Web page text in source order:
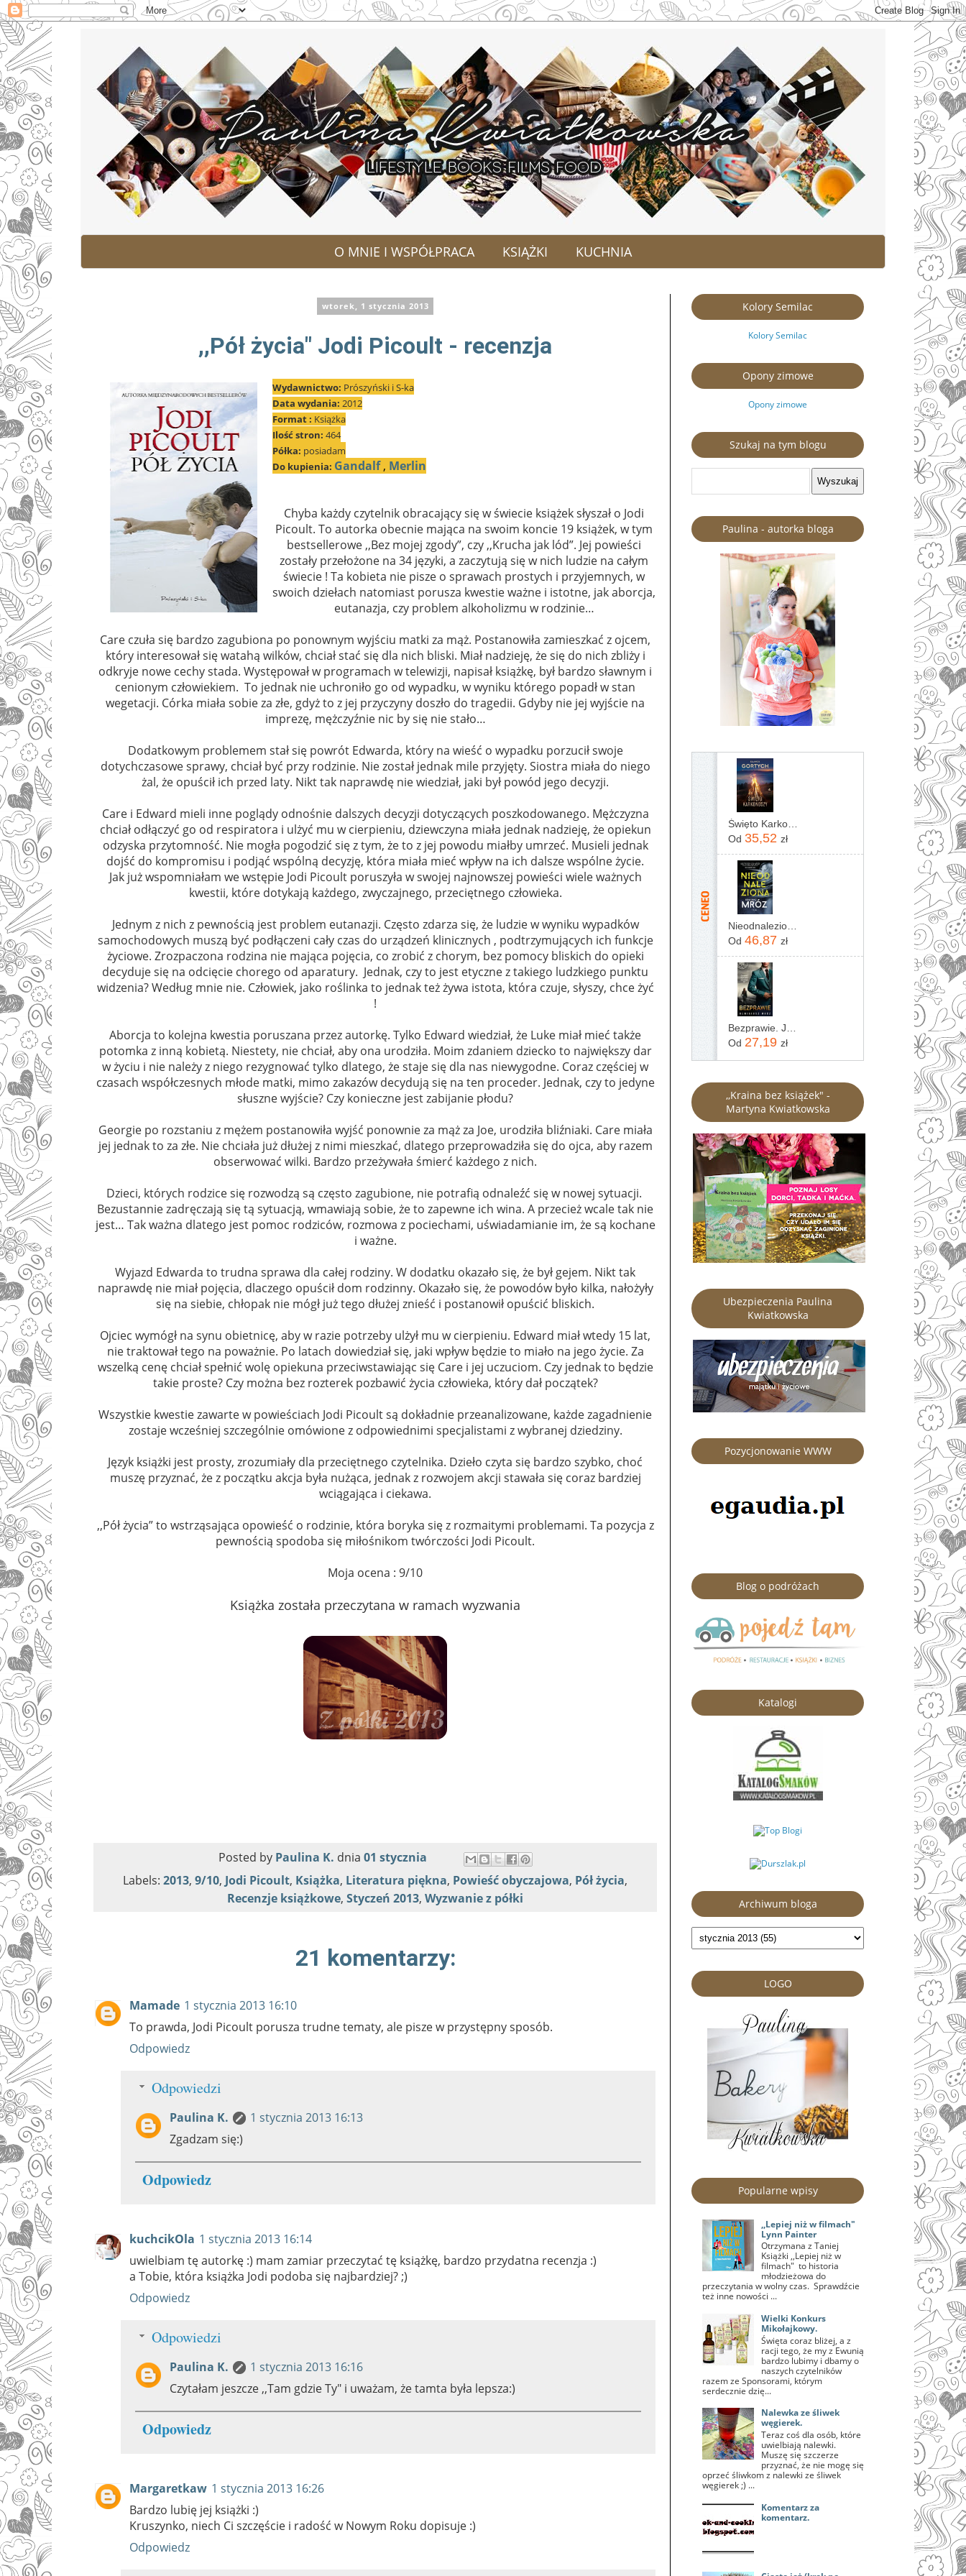
O MNIE I WSPÓŁPRACA KSIĄŻKI KUCHNIA
wtorek, 1 stycznia 2013
,,Pół życia" Jodi Picoult - recenzja
Wydawnictwo: Prószyński i S-ka
Data wydania: 2012
Format : Książka
Ilość stron: 464
Półka: posiadam
Do kupienia: Gandalf, Merlin
Chyba każdy czytelnik obracający się w świecie książek słyszał o Jodi
Picoult. To autorka obecnie mająca na swoim koncie 19 książek, w tym
bestsellerowe ,,Bez mojej zgody”, czy ,,Krucha jak lód”. Jej powieści
zostały przełożone na 34 języki, a zaczytują się w nich ludzie na całym
świecie ! Ta kobieta nie pisze o sprawach prostych i przyjemnych, w
swoich dziełach natomiast porusza kwestie ważne i istotne, jak aborcja,
eutanazja, czy problem alkoholizmu w rodzinie…
Care czuła się bardzo zagubiona po ponownym wyjściu matki za mąż. Postanowiła zamieszkać z ojcem,
który interesował się watahą wilków, chciał stać się dla nich bliski. Miał nadzieję, że się do nich zbliży i
odkryje nowe cechy stada. Występował w programach w telewizji, napisał książkę, był bardzo sławnym i
cenionym człowiekiem. To jednak nie uchroniło go od wypadku, w wyniku którego popadł w stan
wegetacji. Córka miała sobie za złe, gdyż to z jej przyczyny doszło do tragedii. Gdyby nie jej wyjście na
imprezę, mężczyźnie nic by się nie stało…
Dodatkowym problemem stał się powrót Edwarda, który na wieść o wypadku porzucił swoje
dotychczasowe sprawy, chciał być przy rodzinie. Nie został jednak mile przyjęty. Siostra miała do niego
żal, że opuścił ich przed laty. Nikt tak naprawdę nie wiedział, jaki był powód jego decyzji.
Care i Edward mieli inne poglądy odnośnie dalszych decyzji dotyczących poszkodowanego. Mężczyzna
chciał odłączyć go od respiratora i ulżyć mu w cierpieniu, dziewczyna miała jednak nadzieję, że opiekun
odzyska przytomność. Nie mogła pogodzić się z tym, że to z jej powodu miałby umrzeć. Musieli jednak
dojść do kompromisu i podjąć wspólną decyzję, która miała mieć wpływ na ich dalsze wspólne życie.
Jak już wspomniałam we wstępie Jodi Picoult poruszyła w swojej najnowszej powieści wiele ważnych
kwestii, które dotykają każdego, zwyczajnego, przeciętnego człowieka.
Jednym z nich z pewnością jest problem eutanazji. Często zdarza się, że ludzie w wyniku wypadków
samochodowych muszą być podłączeni cały czas do urządzeń klinicznych , podtrzymujących ich funkcje
życiowe. Zrozpaczona rodzina nie mająca pojęcia, co zrobić z chorym, bez pomocy bliskich do opieki
decyduje się na odcięcie chorego od aparatury. Jednak, czy to jest etyczne z takiego ludzkiego punktu
widzenia? Według mnie nie. Człowiek, jako roślinka to jednak też żywa istota, która czuje, słyszy, chce żyć
!
Aborcja to kolejna kwestia poruszana przez autorkę. Tylko Edward wiedział, że Luke miał mieć także
potomka z inną kobietą. Niestety, nie chciał, aby ona urodziła. Moim zdaniem dziecko to największy dar
w życiu i nie należy z niego rezygnować tylko dlatego, że staje się dla nas niewygodne. Coraz częściej w
czasach współczesnych młode matki, mimo zakazów decydują się na ten proceder. Jednak, czy to jedyne
słuszne wyjście? Czy konieczne jest zabijanie płodu?
Georgie po rozstaniu z mężem postanowiła wyjść ponownie za mąż za Joe, urodziła bliźniaki. Care miała
jej jednak to za złe. Nie chciała już dłużej z nimi mieszkać, dlatego przeprowadziła się do ojca, aby razem
obserwować wilki. Bardzo przeżywała śmierć każdego z nich.
Dzieci, których rodzice się rozwodzą są często zagubione, nie potrafią odnaleźć się w nowej sytuacji.
Bezustannie zadręczają się tą sytuacją, wmawiają sobie, że to zapewne ich wina. A przecież wcale tak nie
jest… Tak ważna dlatego jest pomoc rodziców, rozmowa z pociechami, uświadamianie im, że są kochane
i ważne.
Wyjazd Edwarda to trudna sprawa dla całej rodziny. W dodatku okazało się, że był gejem. Nikt tak
naprawdę nie miał pojęcia, dlaczego opuścił dom rodzinny. Okazało się, że powodów było kilka, nałożyły
się na siebie, chłopak nie mógł już tego dłużej znieść i postanowił opuścić bliskich.
Ojciec wymógł na synu obietnicę, aby w razie potrzeby ulżył mu w cierpieniu. Edward miał wtedy 15 lat,
nie traktował tego na poważnie. Po latach dowiedział się, jaki wpływ będzie to miało na jego życie. Za
wszelką cenę chciał spełnić wolę opiekuna przeciwstawiając się Care i jej uczuciom. Czy jednak to będzie
takie proste? Czy można bez rozterek pozbawić życia człowieka, który dał początek?
Wszystkie kwestie zawarte w powieściach Jodi Picoult są dokładnie przeanalizowane, każde zagadnienie
zostaje wcześniej szczególnie omówione z odpowiednimi specjalistami z wybranej dziedziny.
Język książki jest prosty, zrozumiały dla przeciętnego czytelnika. Dzieło czyta się bardzo szybko, choć
muszę przyznać, że z początku akcja była nużąca, jednak z rozwojem akcji stawała się coraz bardziej
wciągająca i ciekawa.
,,Pół życia” to wstrząsająca opowieść o rodzinie, która boryka się z rozmaitymi problemami. Ta pozycja z
pewnością spodoba się miłośnikom twórczości Jodi Picoult.
Moja ocena : 9/10
Książka została przeczytana w ramach wyzwania
Posted by Paulina K. dnia 01 stycznia
Labels: 2013, 9/10, Jodi Picoult, Książka, Literatura piękna, Powieść obyczajowa, Pół życia,
Recenzje książkowe, Styczeń 2013, Wyzwanie z półki
21 komentarzy:
Mamade 1 stycznia 2013 16:10
To prawda, Jodi Picoult porusza trudne tematy, ale pisze w przystępny sposób.
Odpowiedz
Odpowiedzi
Paulina K.
1 stycznia 2013 16:13
Zgadzam się:)
Odpowiedz
kuchcikOla 1 stycznia 2013 16:14
uwielbiam tę autorkę :) mam zamiar przeczytać tę książkę, bardzo przydatna recenzja :)
a Tobie, która książka Jodi podoba się najbardziej? ;)
Odpowiedz
Odpowiedzi
Paulina K.
1 stycznia 2013 16:16
Czytałam jeszcze ,,Tam gdzie Ty" i uważam, że tamta była lepsza:)
Odpowiedz
Margaretkaw 1 stycznia 2013 16:26
Bardzo lubię jej książki :)
Kruszynko, niech Ci szczęście i radość w Nowym Roku dopisuje :)
Odpowiedz
Kolory Semilac
Kolory Semilac
Opony zimowe
Opony zimowe
Szukaj na tym blogu
Paulina - autorka bloga
Od 35,52 zł
Od 46,87 zł
Od 27,19 zł
,,Kraina bez książek" -
Martyna Kwiatkowska
Ubezpieczenia Paulina
Kwiatkowska
Pozycjonowanie WWW
Blog o podróżach
Katalogi
Archiwum bloga
LOGO
Popularne wpisy
,,Lepiej niż w filmach"
Lynn Painter
Otrzymana z Taniej
Książki ,,Lepiej niż w
filmach" to historia
młodzieżowa do
przeczytania w wolny czas. Sprawdźcie
też inne nowości ...
Wielki Konkurs
Mikołajkowy.
Święta coraz bliżej, a z
racji tego, że my z Ewunią
bardzo lubimy i dbamy o
naszych czytelników
razem ze Sponsorami, którym
serdecznie dzię...
Nalewka ze śliwek
węgierek.
Teraz coś dla osób, które
uwielbiają nalewki.
Muszę się szczerze
przyznać, że nie mogę się
oprzeć śliwkom z nalewki ze śliwek
węgierek ;) ...
Komentarz za
komentarz.